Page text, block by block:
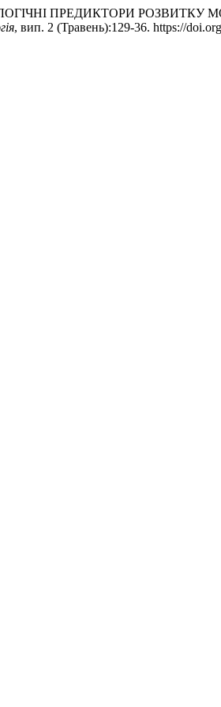
ПРЕДИКТОРИ
, вип. 2 (Травень):129-36. https://